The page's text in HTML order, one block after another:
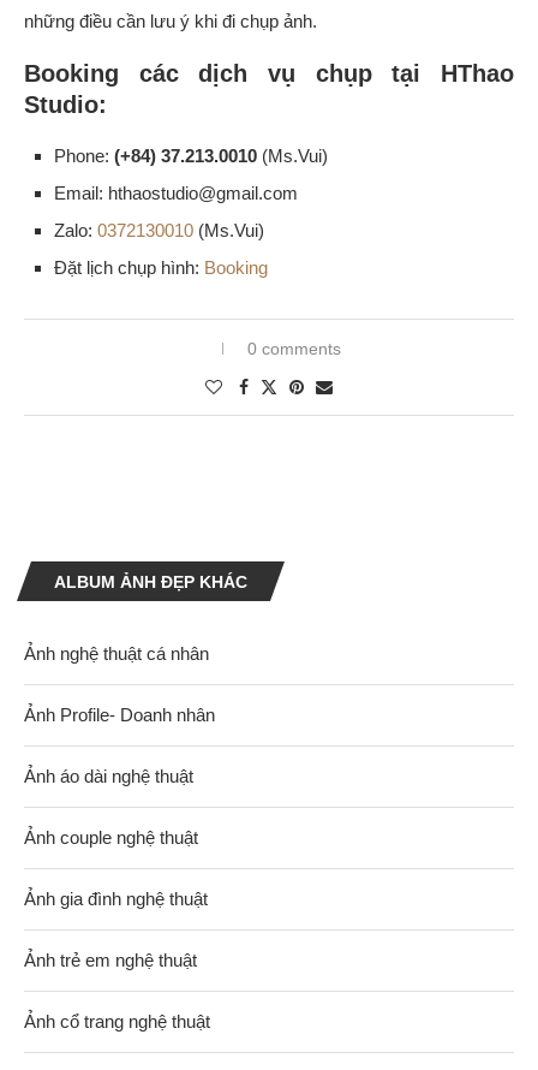
những điều cần lưu ý khi đi chụp ảnh.
Booking các dịch vụ chụp tại HThao
Studio:
Phone: (+84) 37.213.0010 (Ms.Vui)
Email: hthaostudio@gmail.com
Zalo: 0372130010 (Ms.Vui)
Đặt lịch chụp hình: Booking
0 comments
ALBUM ẢNH ĐẸP KHÁC
Ảnh nghệ thuật cá nhân
Ảnh Profile- Doanh nhân
Ảnh áo dài nghệ thuật
Ảnh couple nghệ thuật
Ảnh gia đình nghệ thuật
Ảnh trẻ em nghệ thuật
Ảnh cổ trang nghệ thuật